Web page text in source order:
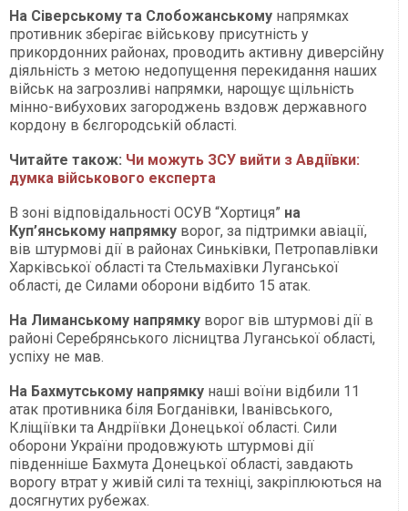
На Сіверському та Слобожанському напрямках
противник зберігає військову присутність у
прикордонних районах, проводить активну диверсійну
діяльність з метою недопущення перекидання наших
військ на загрозливі напрямки, нарощує щільність
мінно-вибухових загороджень вздовж державного
кордону в бєлгородській області.
Читайте також: Чи можуть ЗСУ вийти з Авдіївки:
думка військового експерта
В зоні відповідальності ОСУВ “Хортиця” на
Куп’янському напрямку ворог, за підтримки авіації,
вів штурмові дії в районах Синьківки, Петропавлівки
Харківської області та Стельмахівки Луганської
області, де Силами оборони відбито 15 атак.
На Лиманському напрямку ворог вів штурмові дії в
районі Серебрянського лісництва Луганської області,
успіху не мав.
На Бахмутському напрямку наші воїни відбили 11
атак противника біля Богданівки, Іванівського,
Кліщіївки та Андріївки Донецької області. Сили
оборони України продовжують штурмові дії
південніше Бахмута Донецької області, завдають
ворогу втрат у живій силі та техніці, закріплюються на
досягнутих рубежах.